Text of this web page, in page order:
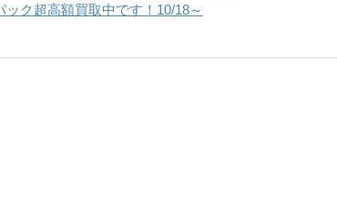
ク超高額買取中です！10/18～